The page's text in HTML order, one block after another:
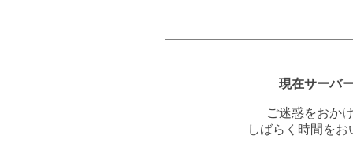
現在サーバ
ご迷惑をおか
しばらく時間を